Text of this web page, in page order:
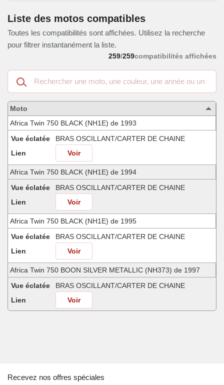
Liste des motos compatibles
Toutes les compatibilités sont affichées. Utilisez la recherche
pour filtrer instantanément la liste.
259/259compatibilités affichées
Recherche
dans
les
motos
compatibles
Moto
Africa Twin 750 BLACK (NH1E) de 1993
Vue éclatée
BRAS OSCILLANT/CARTER DE CHAINE
Lien
Voir
Africa Twin 750 BLACK (NH1E) de 1994
Vue éclatée
BRAS OSCILLANT/CARTER DE CHAINE
Lien
Voir
Africa Twin 750 BLACK (NH1E) de 1995
Vue éclatée
BRAS OSCILLANT/CARTER DE CHAINE
Lien
Voir
Africa Twin 750 BOON SILVER METALLIC (NH373) de 1997
Vue éclatée
BRAS OSCILLANT/CARTER DE CHAINE
Lien
Voir
Recevez nos offres spéciales